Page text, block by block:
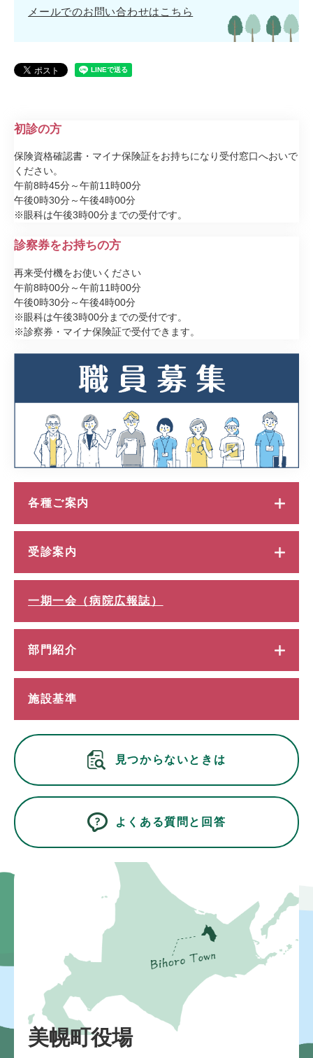
メールでのお問い合わせはこちら
初診の方
保険資格確認書・マイナ保険証をお持ちになり受付窓口へおいで
ください。
​午前8時45分～午前11時00分
午後0時30分～午後4時00分
※眼科は午後3時00分までの受付です。
診察券をお持ちの方
再来受付機をお使いください
午前8時00分～午前11時00分
午後0時30分～午後4時00分
※眼科は午後3時00分までの受付です。
※診察券・マイナ保険証で受付できます。
各種ご案内
受診案内
一期一会（病院広報誌）
部門紹介
施設基準
見つからないときは
よくある質問と回答
美幌町役場